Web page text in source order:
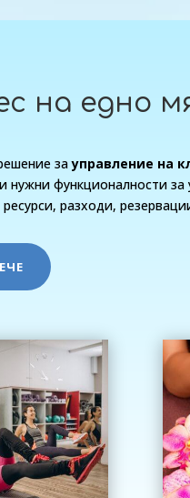
на едно
зауправление на
нужни функционалности
разходи,